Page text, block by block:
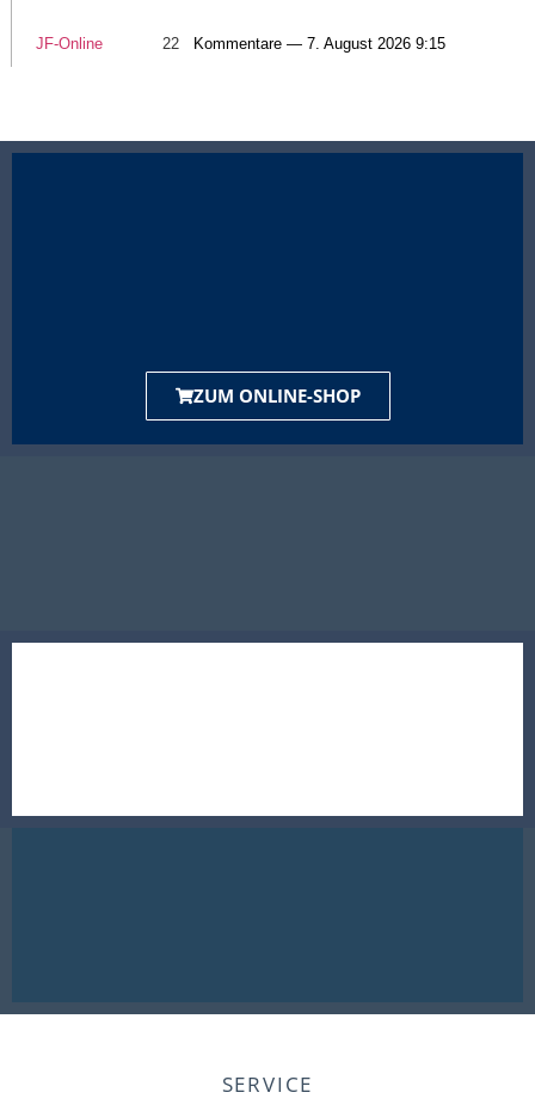
JF-Online 22 Kommentare — 7. August 2026 9:15
ZUM ONLINE-SHOP
SERVICE